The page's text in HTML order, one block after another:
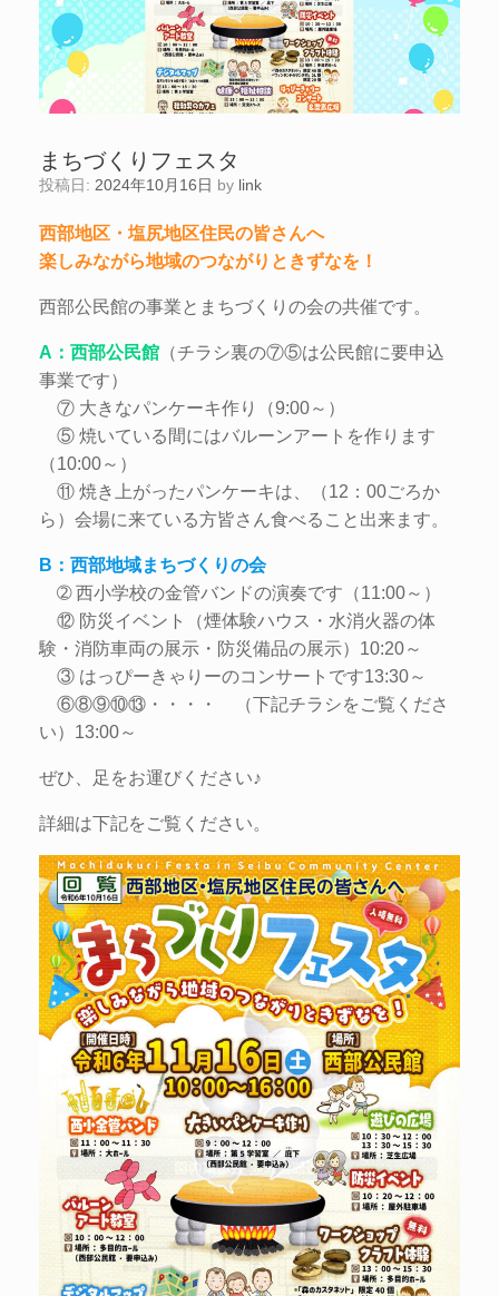
まちづくりフェスタ
投稿日: 2024年10月16日 by link
西部地区・塩尻地区住民の皆さんへ
楽しみながら地域のつながりときずなを！
西部公民館の事業とまちづくりの会の共催です。
A：西部公民館 （チラシ裏の⑦⑤は公民館に要申込
事業です）
⑦ 大きなパンケーキ作り（9:00～）
⑤ 焼いている間にはバルーンアートを作ります
（10:00～）
⑪ 焼き上がったパンケーキは、（12：00ごろか
ら）会場に来ている方皆さん食べること出来ます。
B：西部地域まちづくりの会
➁ 西小学校の金管バンドの演奏です（11:00～）
⑫ 防災イベント（煙体験ハウス・水消火器の体
験・消防車両の展示・防災備品の展示）10:20～
③ はっぴーきゃりーのコンサートです13:30～
⑥⑧⑨⑩⑬・・・・ （下記チラシをご覧くださ
い）13:00～
ぜひ、足をお運びください♪
詳細は下記をご覧ください。